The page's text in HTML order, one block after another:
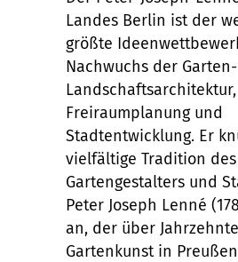
Landes Berlin ist der
größte
Nachwuchs der
Landschaftsarchitektur,
Freiraumplanung und
Stadtentwicklung. Er kn
vielfältige Tradition des
Gartengestalters und
Peter Joseph Lenné
an, der über
Gartenkunst in Preuß